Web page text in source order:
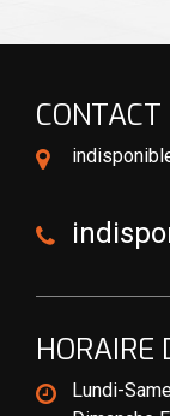
CONTACT
HORAIRE
Lundi-